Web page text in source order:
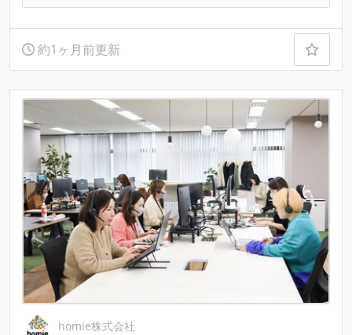
約1ヶ月前更新
homie株式会社